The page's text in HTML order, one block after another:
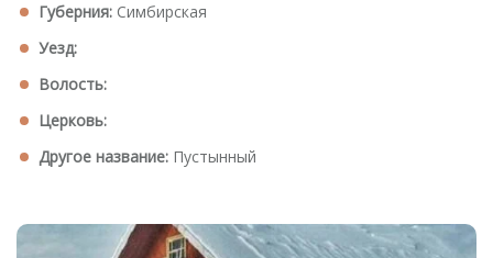
Губерния: Симбирская
Уезд:
Волость:
Церковь:
Другое название: Пустынный